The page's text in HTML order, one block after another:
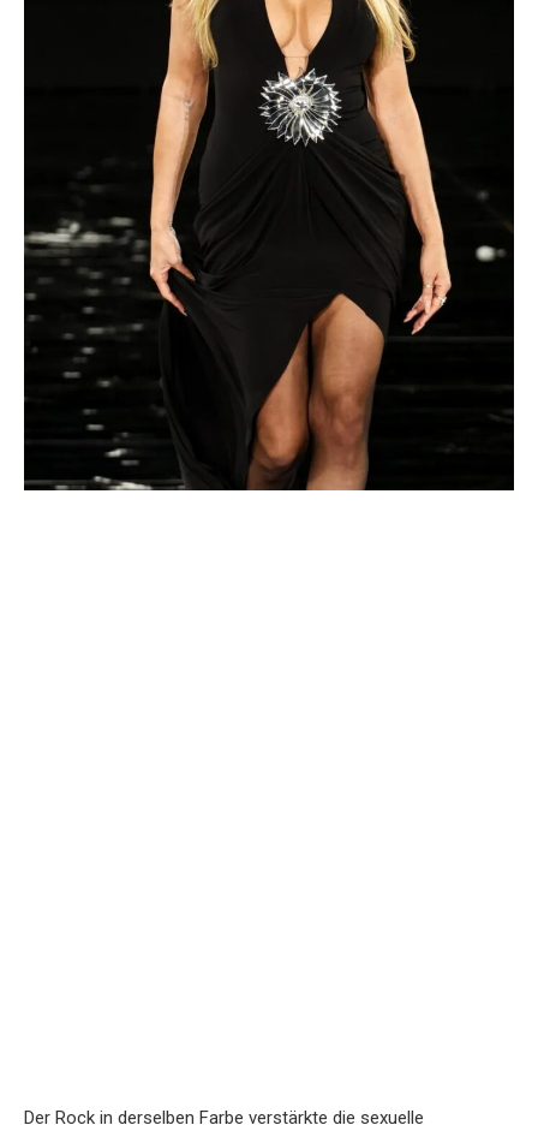
Der Rock in derselben Farbe verstärkte die sexuelle